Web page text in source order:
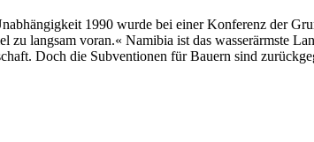
1990 wurde bei einer Konferenz der
zu langsam voran.« Namibia ist das wasserärmste
Doch die Subventionen für Bauern sind